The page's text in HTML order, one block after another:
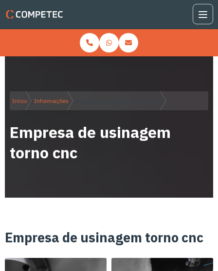
Início Informações
Empresa de usinagem
torno cnc
Empresa de usinagem torno cnc